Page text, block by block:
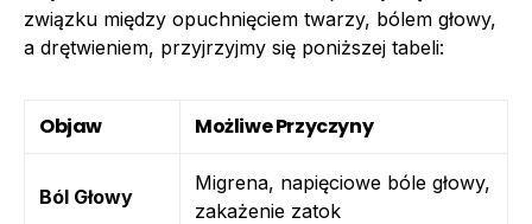
związku między opuchnięciem twarzy, bólem głowy,
a drętwieniem, przyjrzyjmy się poniższej tabeli:
Objaw Możliwe Przyczyny
Ból Głowy
Migrena, napięciowe bóle głowy,
zakażenie zatok